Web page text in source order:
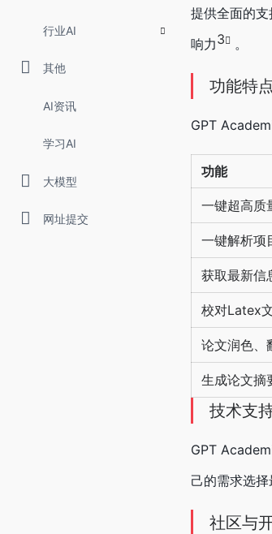
行业AI
其他
AI资讯
学习AI
大模型
网址提交
提供全面的
响力3 。
功能特点
GPT
功能
一键超高质
一键解析项
获取最新信
校对Latex
论文润色、
生成论文摘
技术支
GPT
己的需求选
社区与